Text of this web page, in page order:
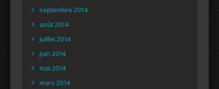
septembre 2014
août 2014
juillet 2014
juin 2014
mai 2014
mars 2014